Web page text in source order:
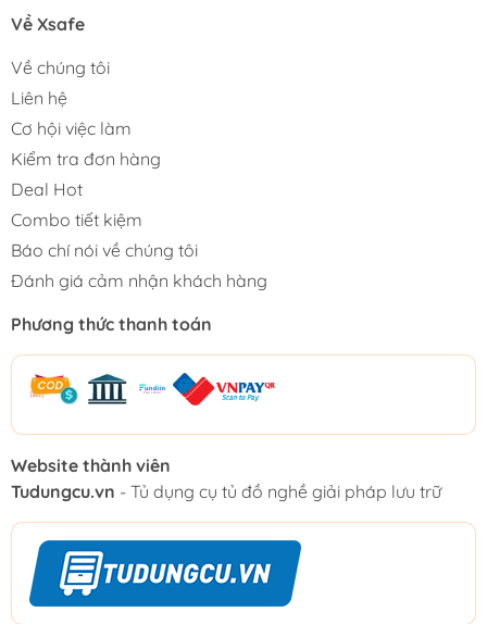
Về Xsafe
Về chúng tôi
Liên hệ
Cơ hội việc làm
Kiểm tra đơn hàng
Deal Hot
Combo tiết kiệm
Báo chí nói về chúng tôi
Đánh giá cảm nhận khách hàng
Phương thức thanh toán
Website thành viên
Tudungcu.vn - Tủ dụng cụ tủ đồ nghề giải pháp lưu trữ